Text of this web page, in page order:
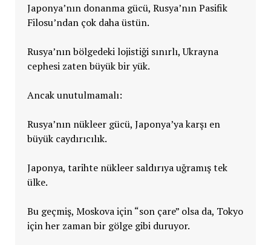
Japonya’nın donanma gücü, Rusya’nın Pasifik
Filosu’ndan çok daha üstün.
Rusya’nın bölgedeki lojistiği sınırlı, Ukrayna
cephesi zaten büyük bir yük.
Ancak unutulmamalı:
Rusya’nın nükleer gücü, Japonya’ya karşı en
büyük caydırıcılık.
Japonya, tarihte nükleer saldırıya uğramış tek
ülke.
Bu geçmiş, Moskova için “son çare” olsa da, Tokyo
için her zaman bir gölge gibi duruyor.